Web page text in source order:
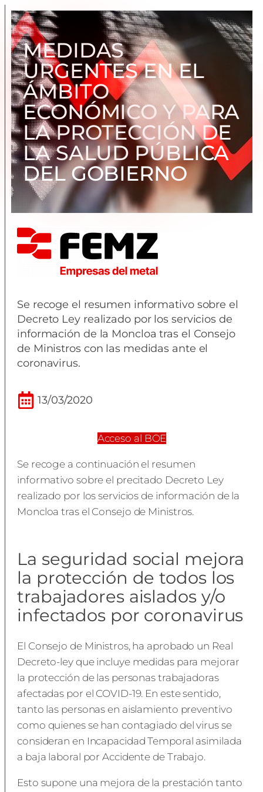
MEDIDAS
URGENTES EN EL
ÁMBITO
ECONÓMICO Y PARA
LA PROTECCIÓN DE
LA SALUD PÚBLICA
DEL GOBIERNO
Se recoge el resumen informativo sobre el
Decreto Ley realizado por los servicios de
información de la Moncloa tras el Consejo
de Ministros con las medidas ante el
coronavirus.
13/03/2020
Acceso al BOE
Se recoge a continuación el resumen
informativo sobre el precitado Decreto Ley
realizado por los servicios de información de la
Moncloa tras el Consejo de Ministros.
La seguridad social mejora
la protección de todos los
trabajadores aislados y/o
infectados por coronavirus
El Consejo de Ministros, ha aprobado un Real
Decreto-ley que incluye medidas para mejorar
la protección de las personas trabajadoras
afectadas por el COVID-19. En este sentido,
tanto las personas en aislamiento preventivo
como quienes se han contagiado del virus se
consideran en Incapacidad Temporal asimilada
a baja laboral por Accidente de Trabajo.
Esto supone una mejora de la prestación tanto